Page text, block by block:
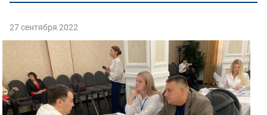
27 сентября 2022